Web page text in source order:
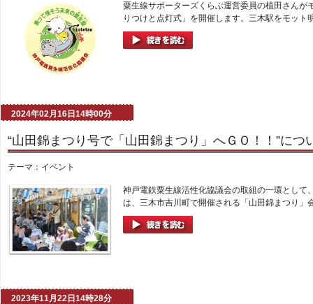
粟生線サポーターズくらぶ運営委員の植田さん
りつけと点灯式」を開催します。三木駅をモッ
2024年02月16日14時00分
“山田錦まつり号で「山田錦まつり」へＧＯ！！”につ
テーマ： イベント
神戸電鉄粟生線活性化協議会の取組の一環とし
は、三木市吉川町で開催される「山田錦まつり」
2023年11月22日14時28分